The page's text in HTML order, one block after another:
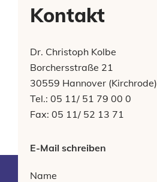
Kontakt
Dr. Christoph Kolbe
Borchersstraße 21
30559 Hannover (Kirchrode)
Tel.: 05 11/ 51 79 00 0
Fax: 05 11/ 52 13 71
E-Mail schreiben
Name